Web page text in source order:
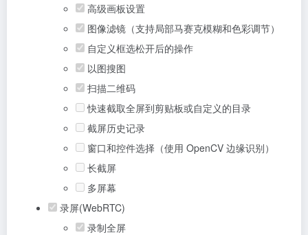
高级画板设置
图像滤镜（支持局部马赛克模糊和色彩调节）
自定义框选松开后的操作
以图搜图
扫描二维码
快速截取全屏到剪贴板或自定义的目录
截屏历史记录
窗口和控件选择（使用 OpenCV 边缘识别）
长截屏
多屏幕
录屏(WebRTC)
录制全屏